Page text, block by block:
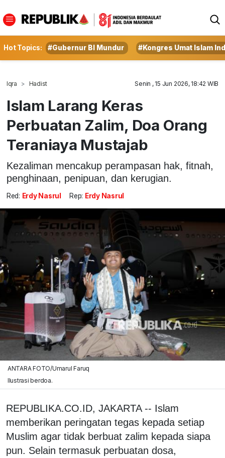
Hot Topics: #Gubernur BI Mundur #Kongres Umat Islam
Iqra Hadist Senin , 15 Jun 2026, 18:42 WIB
Islam Larang Keras
Perbuatan Zalim, Doa Orang
Teraniaya Mustajab
Kezaliman mencakup perampasan hak, fitnah,
penghinaan, penipuan, dan kerugian.
Red: Erdy Nasrul Rep: Erdy Nasrul
ANTARA FOTO/Umarul Faruq
Ilustrasi berdoa.
REPUBLIKA.CO.ID, JAKARTA -- Islam
memberikan peringatan tegas kepada setiap
Muslim agar tidak berbuat zalim kepada siapa
pun. Selain termasuk perbuatan dosa,